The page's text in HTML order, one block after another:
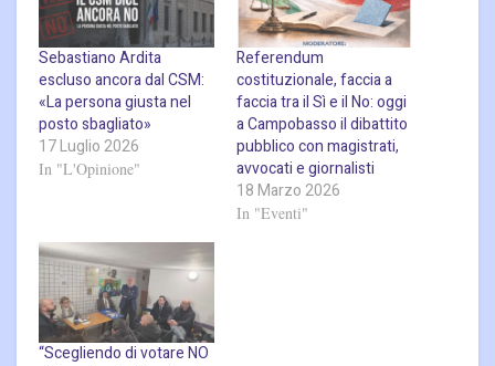
Sebastiano Ardita
escluso ancora dal CSM:
«La persona giusta nel
posto sbagliato»
17 Luglio 2026
In "L'Opinione"
Referendum
costituzionale, faccia a
faccia tra il Sì e il No: oggi
a Campobasso il dibattito
pubblico con magistrati,
avvocati e giornalisti
18 Marzo 2026
In "Eventi"
“Scegliendo di votare NO